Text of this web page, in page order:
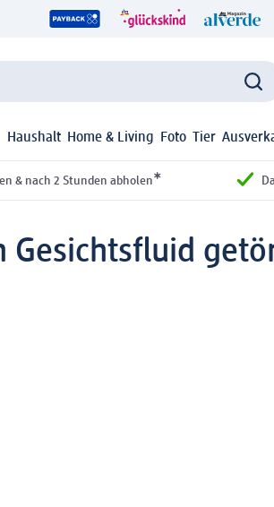
Haushalt Home & Living Foto Tier
& nach 2 Stunden abholen*